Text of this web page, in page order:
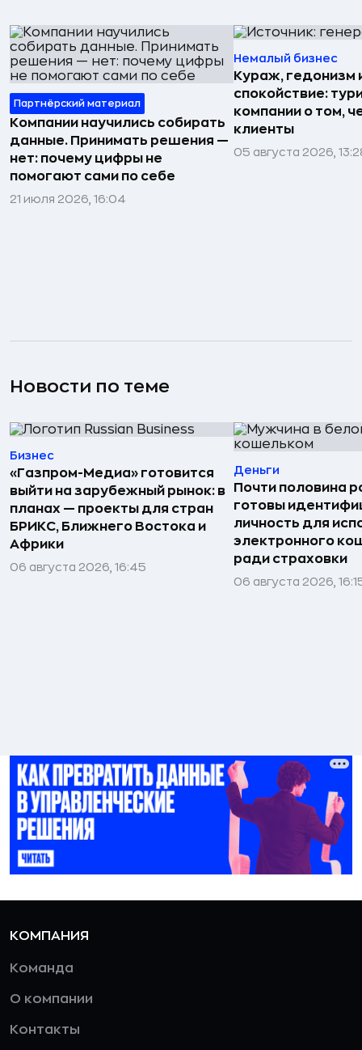
Партнёрский материал
Компании научились собирать
данные. Принимать решения —
нет: почему цифры не
помогают сами по себе
21 июля 2026, 16:04
Немалый бизнес
Кураж, гедонизм
спокойствие:
компании о том,
клиенты
05 августа 2026,
Новости по теме
Бизнес
«Газпром-Медиа» готовится
выйти на зарубежный рынок: в
планах — проекты для стран
БРИКС, Ближнего Востока и
Африки
06 августа 2026, 16:45
Деньги
Почти половина
готовы
личность для
электронного
ради страховки
06 августа 2026,
КОМПАНИЯ
Команда
О компании
Контакты